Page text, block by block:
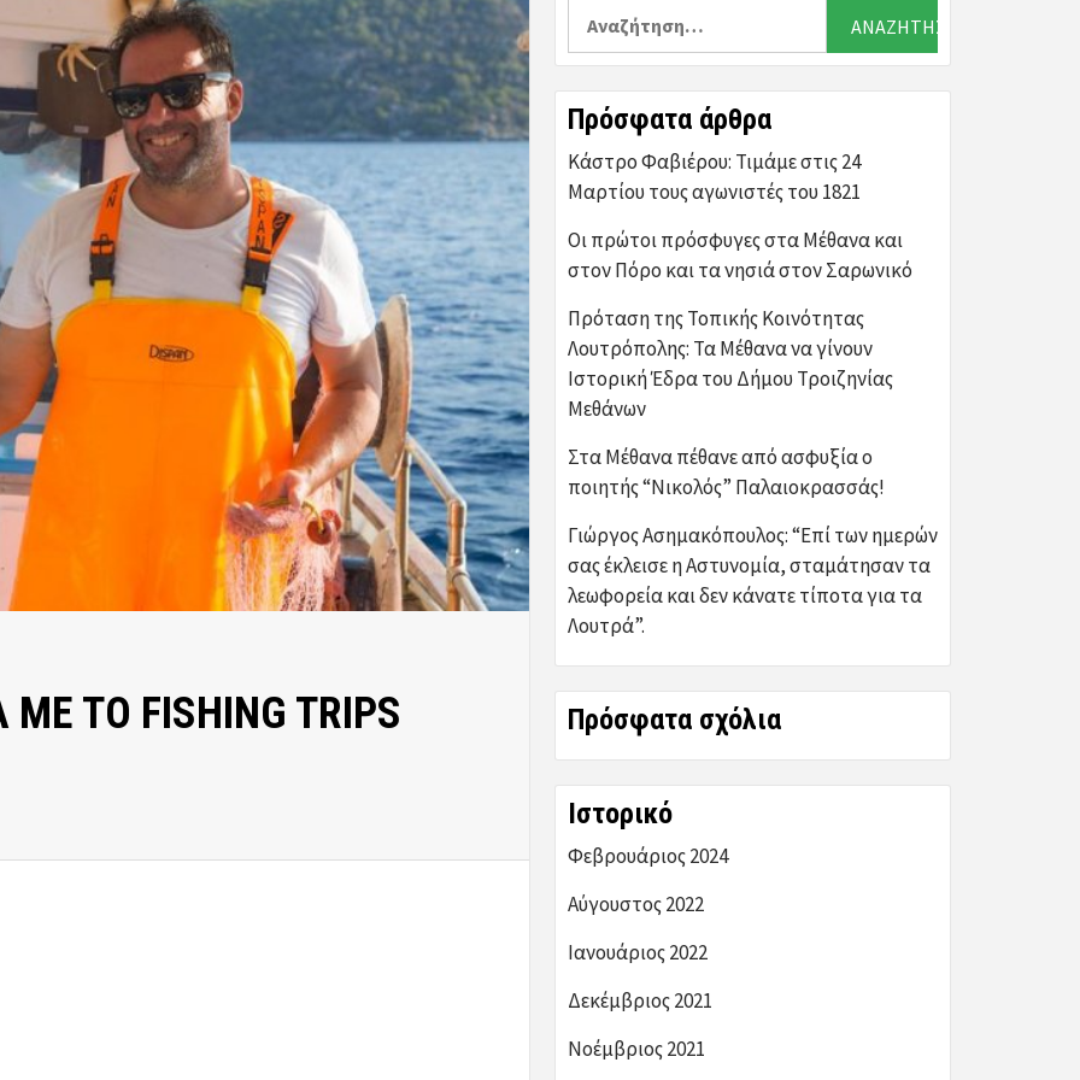
ΤΟ FISHING TRIPS
Αναζήτηση
Πρόσφατα άρθρα
Κάστρο Φαβιέρου: Τιμάμε στις 24
Μαρτίου τους αγωνιστές του 1821
Οι πρώτοι πρόσφυγες στα Μέθανα και
στον Πόρο και τα νησιά στον Σαρωνικό
Πρόταση της Τοπικής Κοινότητας
Λουτρόπολης: Τα Μέθανα να γίνουν
Ιστορική Έδρα του Δήμου Τροιζηνίας
Μεθάνων
Στα Μέθανα πέθανε από ασφυξία ο
ποιητής “Νικολός” Παλαιοκρασσάς!
Γιώργος Ασημακόπουλος: “Επί των ημερών
σας έκλεισε η Αστυνομία, σταμάτησαν τα
λεωφορεία και δεν κάνατε τίποτα για τα
Λουτρά”.
Πρόσφατα σχόλια
Ιστορικό
Φεβρουάριος 2024
Αύγουστος 2022
Ιανουάριος 2022
Δεκέμβριος 2021
Νοέμβριος 2021